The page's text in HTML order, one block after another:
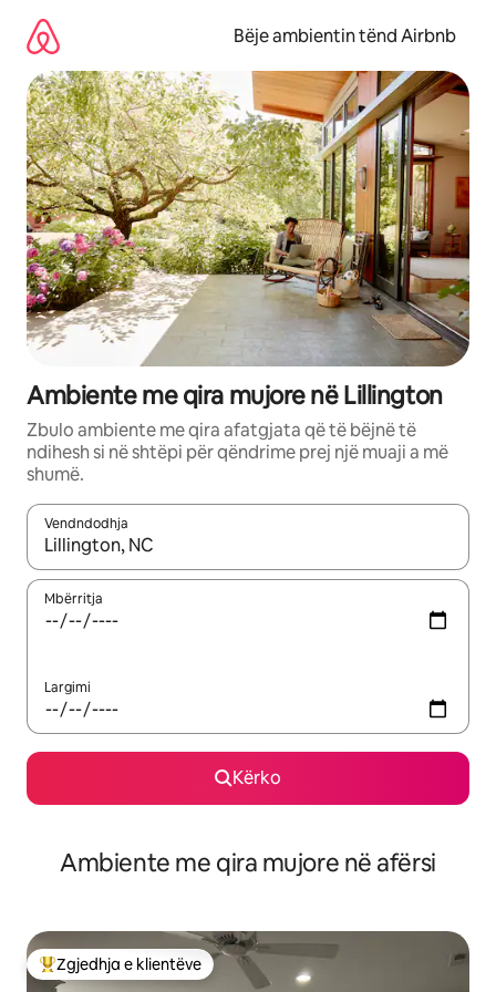
përmbajtja
Bëje ambientin tënd Airbnb
Ambiente me qira mujore në Lillington
Zbulo ambiente me qira afatgjata që të bëjnë të
ndihesh si në shtëpi për qëndrime prej një muaji a më
shumë.
Vendndodhja
Kur rezultatet të jenë të disponueshme, lëviz me butonat e
Mbërritja
Largimi
Kërko
Ambiente me qira mujore në afërsi
Më të mirat e zgjedhjeve të klientëve
Zgjedhja e klientëve